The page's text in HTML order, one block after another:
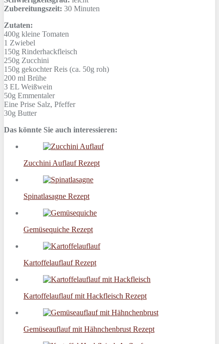
Zubereitungszeit: 30 Minuten
Zutaten:
400g kleine Tomaten
1 Zwiebel
150g Rinderhackfleisch
250g Zucchini
150g gekochter Reis (ca. 50g roh)
200 ml Brühe
3 EL Weißwein
50g Emmentaler
Eine Prise Salz, Pfeffer
30g Butter
Das könnte Sie auch interessieren:
Zucchini Auflauf Rezept
Spinatlasagne Rezept
Gemüsequiche Rezept
Kartoffelauflauf Rezept
Kartoffelauflauf mit Hackfleisch Rezept
Gemüseauflauf mit Hähnchenbrust Rezept